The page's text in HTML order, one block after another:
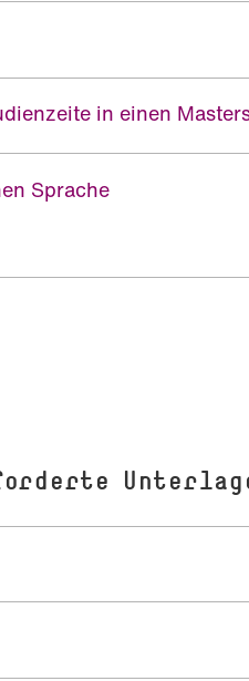
in einen
Sprache